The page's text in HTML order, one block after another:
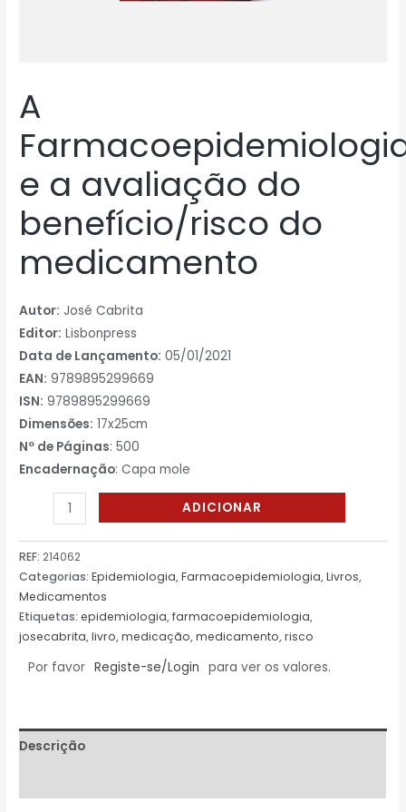
A
e a avaliação do
benefício/risco do
medicamento
Autor: José Cabrita
Editor: Lisbonpress
Data de Lançamento: 05/01/2021
EAN: 9789895299669
ISN: 9789895299669
Dimensões: 17x25cm
Nº de Páginas: 500
Encadernação: Capa mole
ADICIONAR
REF:214062
Categorias:Epidemiologia,Farmacoepidemiologia,Livros,
Medicamentos
Etiquetas:epidemiologia,farmacoepidemiologia,
josecabrita,livro,medicação,medicamento,risco
Por favor Registe-se/Login para ver os valores.
Descrição